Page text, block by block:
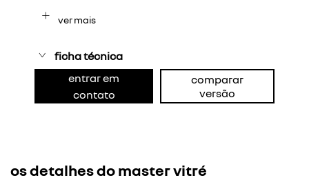
ver mais
ficha técnica
entrar em
contato
comparar
versão
os detalhes do master vitré